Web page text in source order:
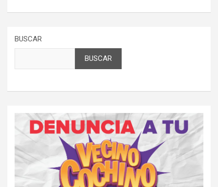
BUSCAR
BUSCAR